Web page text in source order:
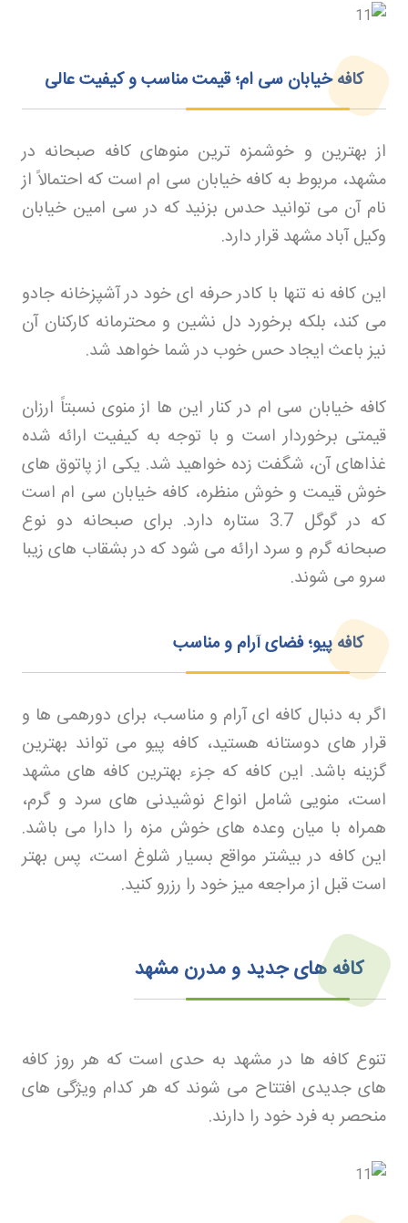
کافه خیابان سی ام؛ قیمت مناسب و کیفیت عالی
از بهترین و خوشمزه ترین منوهای کافه صبحانه در
مشهد، مربوط به کافه خیابان سی ام است که احتمالاً از
نام آن می توانید حدس بزنید که در سی امین خیابان
وکیل آباد مشهد قرار دارد.
این کافه نه تنها با کادر حرفه ای خود در آشپزخانه جادو
می کند، بلکه برخورد دل نشین و محترمانه کارکنان آن
نیز باعث ایجاد حس خوب در شما خواهد شد.
کافه خیابان سی ام در کنار این ها از منوی نسبتاً ارزان
قیمتی برخوردار است و با توجه به کیفیت ارائه شده
غذاهای آن، شگفت زده خواهید شد. یکی از پاتوق های
خوش قیمت و خوش منظره، کافه خیابان سی ام است
که در گوگل 3.7 ستاره دارد. برای صبحانه دو نوع
صبحانه گرم و سرد ارائه می شود که در بشقاب های زیبا
سرو می شوند.
کافه پیو؛ فضای آرام و مناسب
اگر به دنبال کافه ای آرام و مناسب، برای دورهمی ها و
قرار های دوستانه هستید، کافه پیو می تواند بهترین
گزینه باشد. این کافه که جزء بهترین کافه های مشهد
است، منویی شامل انواع نوشیدنی های سرد و گرم،
همراه با میان وعده های خوش مزه را دارا می باشد.
این کافه در بیشتر مواقع بسیار شلوغ است، پس بهتر
است قبل از مراجعه میز خود را رزرو کنید.
کافه های جدید و مدرن مشهد
تنوع کافه ها در مشهد به حدی است که هر روز کافه
های جدیدی افتتاح می شوند که هر کدام ویژگی های
منحصر به فرد خود را دارند.